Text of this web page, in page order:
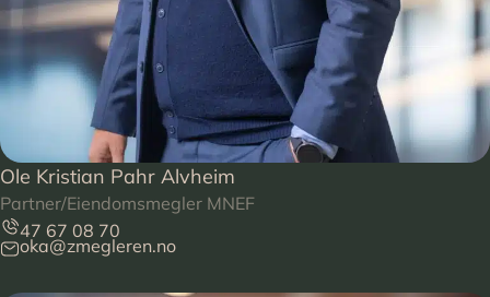
Ole Kristian Pahr Alvheim
Partner/Eiendomsmegler MNEF
47 67 08 70
oka@zmegleren.no